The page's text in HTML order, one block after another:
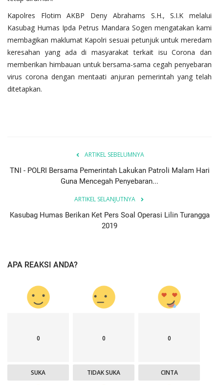
Kapolres Flotim AKBP Deny Abrahams S.H., S.I.K melalui
Kasubag Humas Ipda Petrus Mandara Sogen mengatakan kami
membagikan maklumat Kapolri sesuai petunjuk untuk meredam
keresahan yang ada di masyarakat terkait isu Corona dan
memberikan himbauan untuk bersama-sama cegah penyebaran
virus corona dengan mentaati anjuran pemerintah yang telah
ditetapkan.
ARTIKEL SEBELUMNYA
TNI - POLRI Bersama Pemerintah Lakukan Patroli Malam Hari
Guna Mencegah Penyebaran...
ARTIKEL SELANJUTNYA
Kasubag Humas Berikan Ket Pers Soal Operasi Lilin Turangga
2019
APA REAKSI ANDA?
0
SUKA
0
TIDAK SUKA
0
CINTA